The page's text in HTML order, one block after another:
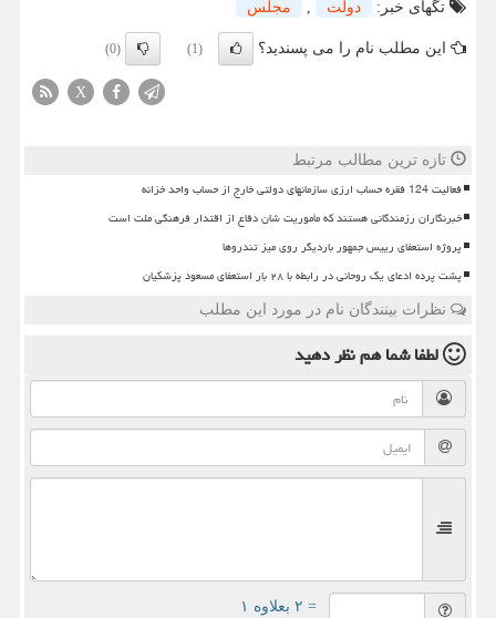
تگهای خبر: دولت , مجلس
این مطلب نام را می پسندید؟ (1)
(0)
X
تازه ترین مطالب مرتبط
فعالیت 124 فقره حساب ارزی سازمانهای دولتی خارج از حساب واحد خزانه
خبرنگاران رزمندگانی هستند که مأموریت شان دفاع از اقتدار فرهنگی ملت است
پروژه استعفای رییس جمهور باردیگر روی میز تندروها
پشت پرده ادعای یک روحانی در رابطه با ۲۸ بار استعفای مسعود پزشکیان
نظرات بینندگان نام در مورد این مطلب
لطفا شما همنظر دهید
= ۲ بعلاوه ۱